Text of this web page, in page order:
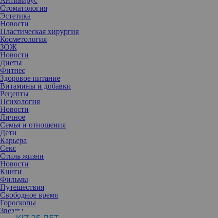
Стоматология
Эстетика
Новости
Пластическая хирургия
Косметология
ЗОЖ
Новости
Диеты
Фитнес
Здоровое питание
Витамины и добавки
Рецепты
Психология
Новости
Личное
Семья и отношения
Дети
Карьера
Секс
Стиль жизни
Новости
Книги
Фильмы
Путешествия
Свободное время
Гороскопы
Звезды
В сегодняшней подборке — афиша мероприятий, которые стоит
посетить.
От вина к искусству: история Винзавода
Винзавод возобновил экскурсионные программы, которые были
приостановлены в разгар пандемии. Посещение винных
хранилищ и винной бочки, секретное пространство кластера.
Вы узнаете лайфхаки — как перевозить белые и красные вина и
использовать своды Монье. А также все об истории Винзавода,
начиная от усадьбы княгини Волконской, превратившейся в